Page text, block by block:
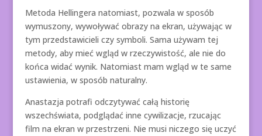
Metoda Hellingera natomiast, pozwala w sposób
wymuszony, wywoływać obrazy na ekran, używając w
tym przedstawicieli czy symboli. Sama używam tej
metody, aby mieć wgląd w rzeczywistość, ale nie do
końca widać wynik. Natomiast mam wgląd w te same
ustawienia, w sposób naturalny.
Anastazja potrafi odczytywać całą historię
wszechświata, podglądać inne cywilizacje, rzucając
film na ekran w przestrzeni. Nie musi niczego się uczyć